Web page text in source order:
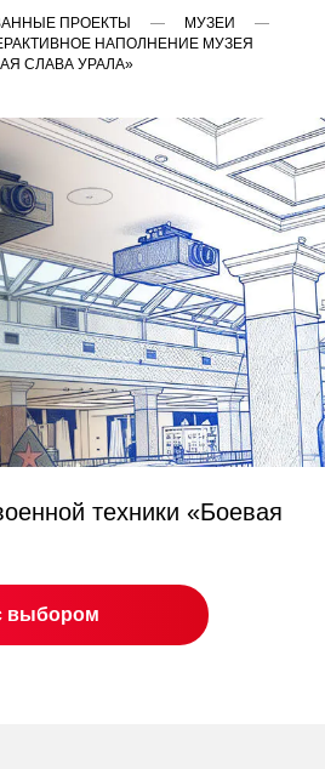
ПРОЕКТЫ
МУЗЕИ
НАПОЛНЕНИЕ МУЗЕЯ
СЛАВА УРАЛА»
техники «Боевая
выбором